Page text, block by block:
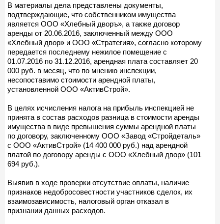
В материалы дела представлены документы,
подтверждающие, что собственником имущества
является ООО «Хлебный дворъ», а также договор
аренды от 20.06.2016, заключенный между ООО
«Хлебный двор» и ООО «Стратегия», согласно которому
передается последнему нежилое помещение с
01.07.2016 по 31.12.2016, арендная плата составляет 20
000 руб. в месяц, что по мнению инспекции,
несопоставимо стоимости арендной платы,
установленной ООО «АктивСтрой».
В целях исчисления налога на прибыль инспекцией не
принята в состав расходов разница в стоимости аренды
имущества в виде превышения суммы арендной платы
по договору, заключенному ООО «Завод «Стройдеталь»
с ООО «АктивСтрой» (14 400 000 руб.) над арендной
платой по договору аренды с ООО «Хлебный двор» (101
694 руб.).
Выявив в ходе проверки отсутствие оплаты, наличие
признаков недобросовестности участников сделок, их
взаимозависимость, налоговый орган отказал в
признании данных расходов.